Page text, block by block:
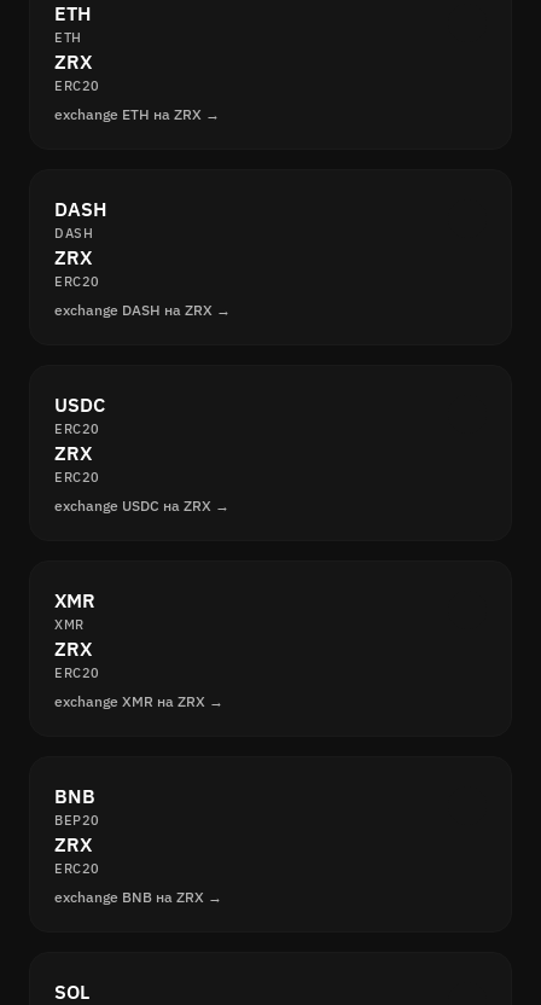
ETH
ETH
ZRX
ERC20
exchange ETH на ZRX →
DASH
DASH
ZRX
ERC20
exchange DASH на ZRX →
USDC
ERC20
ZRX
ERC20
exchange USDC на ZRX →
XMR
XMR
ZRX
ERC20
exchange XMR на ZRX →
BNB
BEP20
ZRX
ERC20
exchange BNB на ZRX →
SOL